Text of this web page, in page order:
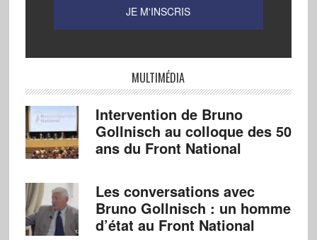
MULTIMÉDIA
Intervention de Bruno
Gollnisch au colloque des 50
ans du Front National
Les conversations avec
Bruno Gollnisch : un homme
d’état au Front National